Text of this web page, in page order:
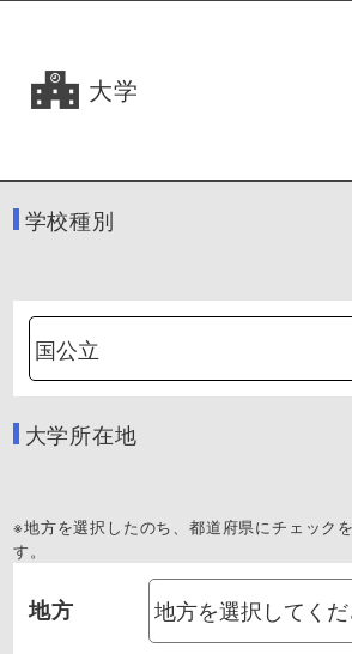
大学
学校種別
大学所在地
※地方を選択したのち、都道府県にチェック
す。
地方